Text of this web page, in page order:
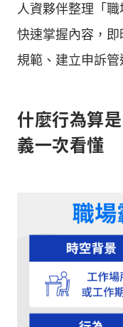
人資夥伴整理「
快速掌握內容，
規範、建立申訴管
什麼行為算
義一次看懂